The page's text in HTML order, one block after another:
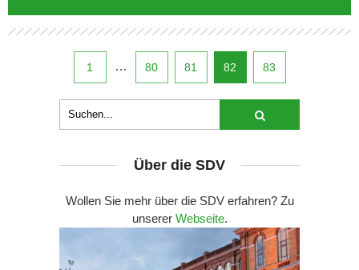
1 … 80 81 82 83
Über die SDV
Wollen Sie mehr über die SDV erfahren? Zu
unserer Webseite.